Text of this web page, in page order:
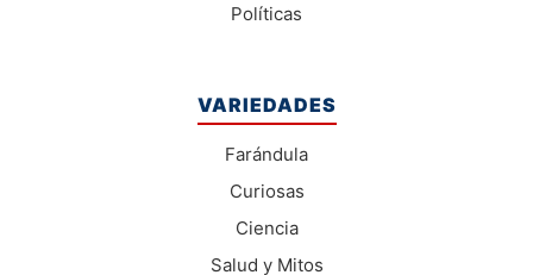
Políticas
VARIEDADES
Farándula
Curiosas
Ciencia
Salud y Mitos